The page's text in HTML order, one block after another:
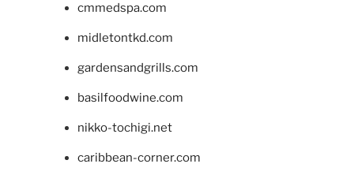
cmmedspa.com
midletontkd.com
gardensandgrills.com
basilfoodwine.com
nikko-tochigi.net
caribbean-corner.com